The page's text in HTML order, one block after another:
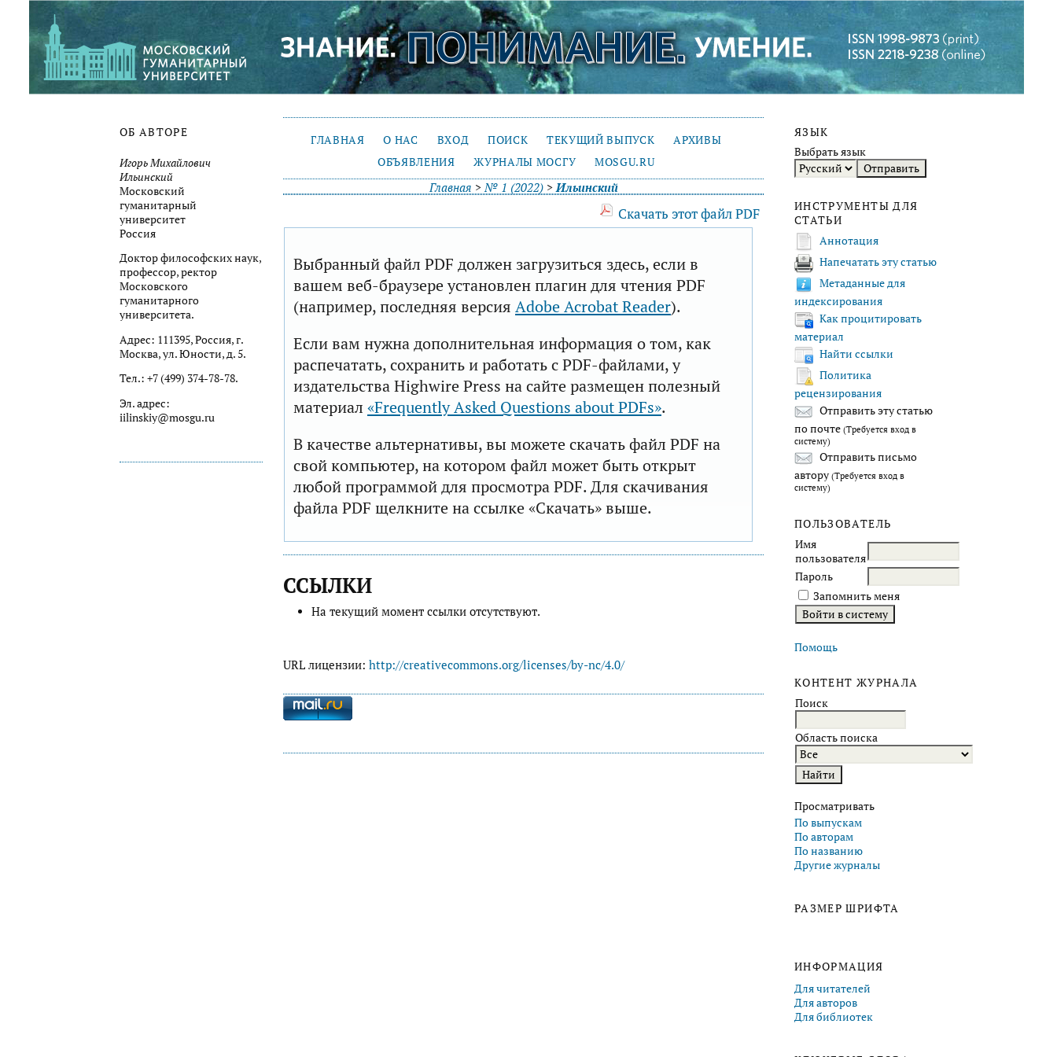
ОБ АВТОРЕ
Игорь Михайлович
Ильинский
Московский
гуманитарный
университет
Россия
Доктор философских наук,
профессор, ректор
Московского
гуманитарного
университета.
Адрес: 111395, Россия, г.
Москва, ул. Юности, д. 5.
Тел.: +7 (499) 374-78-78.
Эл. адрес:
iilinskiy@mosgu.ru
ЯЗЫК
Выбрать язык
ИНСТРУМЕНТЫ ДЛЯ
СТАТЬИ
Аннотация
Напечатать эту статью
Метаданные для
индексирования
Как процитировать
материал
Найти ссылки
Политика
рецензирования
Отправить эту статью
по почте (Требуется вход в
систему)
Отправить письмо
автору (Требуется вход в
систему)
ПОЛЬЗОВАТЕЛЬ
Имя
пользователя
Пароль
Запомнить меня
Помощь
КОНТЕНТ ЖУРНАЛА
Поиск
Область поиска
Просматривать
По выпускам
По авторам
По названию
Другие журналы
РАЗМЕР ШРИФТА
ИНФОРМАЦИЯ
Для читателей
Для авторов
Для библиотек
ГЛАВНАЯ О НАС ВХОД ПОИСК ТЕКУЩИЙ ВЫПУСК
АРХИВЫ
ОБЪЯВЛЕНИЯ
ЖУРНАЛЫ МОСГУ MOSGU.RU
Главная >№ 1 (2022)>Ильинский
Скачать этот файл PDF
Выбранный файл PDF должен загрузиться здесь, если в
вашем веб-браузере установлен плагин для чтения PDF
(например, последняя версия Adobe Acrobat Reader).
Если вам нужна дополнительная информация о том, как
распечатать, сохранить и работать с PDF-файлами, у
издательства Highwire Press на сайте размещен полезный
материал «Frequently Asked Questions about PDFs».
В качестве альтернативы, вы можете скачать файл PDF на
свой компьютер, на котором файл может быть открыт
любой программой для просмотра PDF. Для скачивания
файла PDF щелкните на ссылке «Скачать» выше.
ССЫЛКИ
На текущий момент ссылки отсутствуют.
URL лицензии: http://creativecommons.org/licenses/by-nc/4.0/